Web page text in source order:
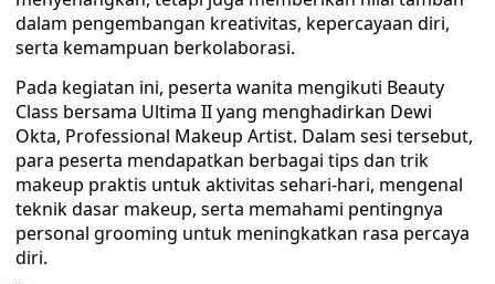
dalam pengembangan kreativitas, kepercayaan diri,
serta kemampuan berkolaborasi.
Pada kegiatan ini, peserta wanita mengikuti Beauty
Class bersama Ultima II yang menghadirkan Dewi
Okta, Professional Makeup Artist. Dalam sesi tersebut,
para peserta mendapatkan berbagai tips dan trik
makeup praktis untuk aktivitas sehari-hari, mengenal
teknik dasar makeup, serta memahami pentingnya
personal grooming untuk meningkatkan rasa percaya
diri.